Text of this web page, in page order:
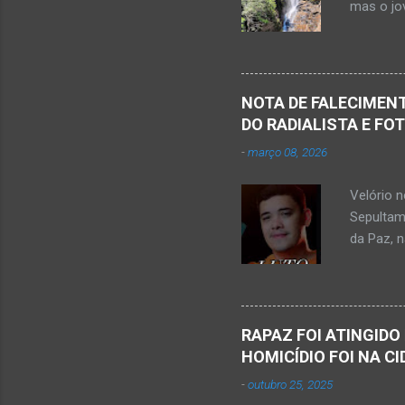
mas o
Mato
feira,
Minas.
Rosa,
NOTA DE
DO RADIALISTA E
-março 08, 2026
Velório
da Paz,
desse
Nardone
Sílvio da
RAPAZ FOI
HOMICÍDIO FOI NA
-outubro 25, 2025